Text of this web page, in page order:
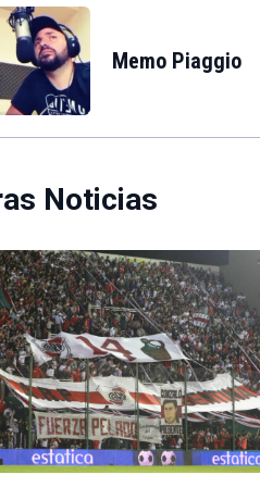
Memo Piaggio
Noticias